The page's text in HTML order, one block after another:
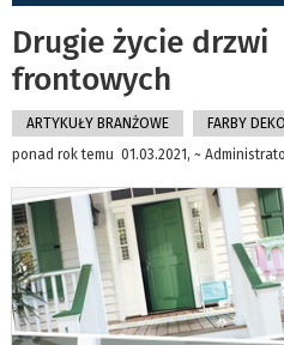
Drugie życie drzwi
frontowych
ARTYKUŁY BRANŻOWE
FARBY
ponad rok temu 01.03.2021, ~